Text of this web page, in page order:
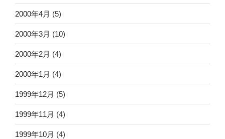
2000年4月 (5)
2000年3月 (10)
2000年2月 (4)
2000年1月 (4)
1999年12月 (5)
1999年11月 (4)
1999年10月 (4)